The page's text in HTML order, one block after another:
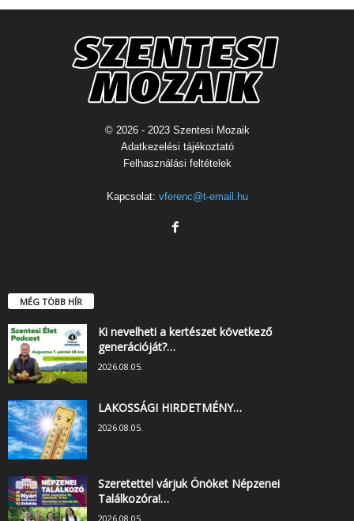
© 2026 - 2023 Szentesi Mozaik
Adatkezelési tájékoztató
Felhasználási feltételek
Kapcsolat: vferenc@t-email.hu
MÉG TÖBB HÍR
Ki nevelheti a kertészet következő
generációját?…
2026.08.05.
LAKOSSÁGI HIRDETMÉNY…
2026.08.05.
Szeretettel várjuk Önöket Népzenei
Találkozóra!…
2026.08.05.